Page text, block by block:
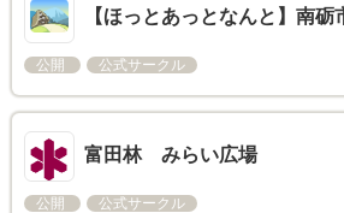
【ほっとあっとなんと】南砺
公開 公式サークル
富田林 みらい広場
公開 公式サークル